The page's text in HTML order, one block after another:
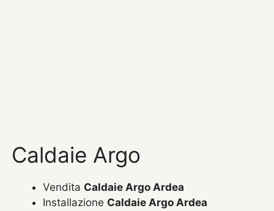
Caldaie Argo
Vendita Caldaie Argo Ardea
Installazione Caldaie Argo Ardea